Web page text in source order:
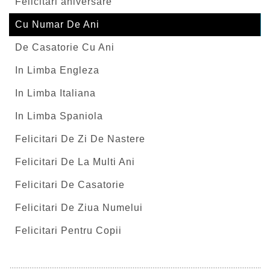
Cu Numar De Ani
De Casatorie Cu Ani
In Limba Engleza
In Limba Italiana
In Limba Spaniola
Felicitari De Zi De Nastere
Felicitari De La Multi Ani
Felicitari De Casatorie
Felicitari De Ziua Numelui
Felicitari Pentru Copii